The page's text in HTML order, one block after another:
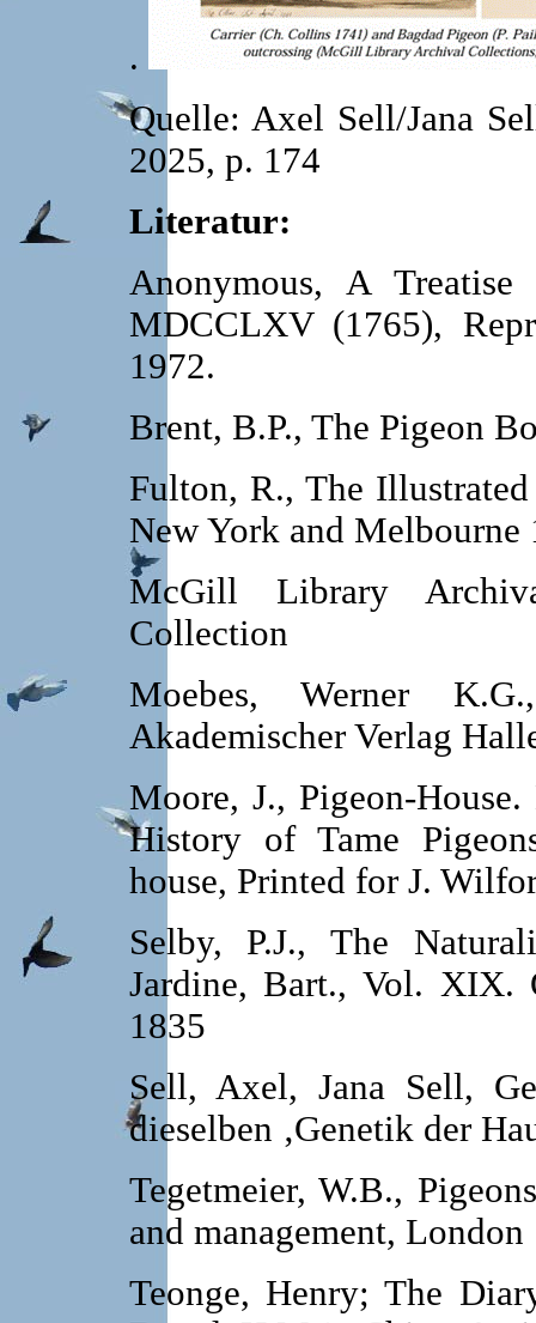
.
Quelle: Axel Sell/Jana
2025, p. 174
Literatur:
Anonymous, A
MDCCLXV (1765),
1972.
Brent, B.P., The Pigeon
Fulton, R., The
New York and Melbourne
McGill Library
Collection
Moebes, Werner
Akademischer Verlag
Moore, J., Pigeon-
History of Tame
house, Printed for J.
Selby, P.J., The
Jardine, Bart., Vol. XIX.
1835
Sell, Axel, Jana Sell,
dieselben ‚Genetik der
Tegetmeier, W.B.,
and management, London
Teonge, Henry; The